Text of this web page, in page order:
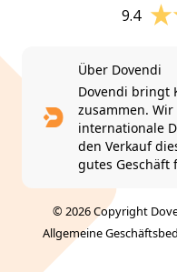
9.4
Über Dovendi
Dovendi bringt
zusammen.
internationale
den Verkauf
gutes Geschäft
© 2026 Copyright
Allgemeine